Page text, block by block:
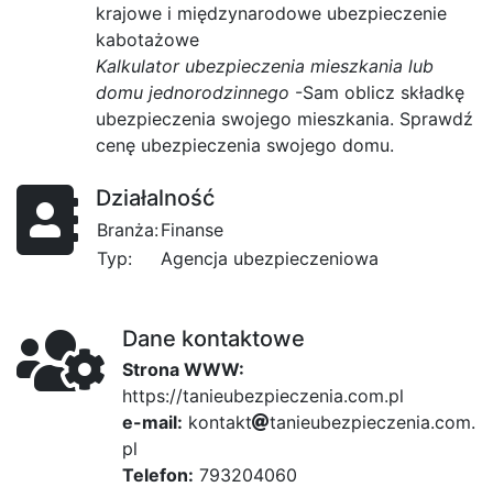
krajowe i międzynarodowe ubezpieczenie
kabotażowe
Kalkulator ubezpieczenia mieszkania lub
domu jednorodzinnego -Sam oblicz składkę
ubezpieczenia swojego mieszkania. Sprawdź
cenę ubezpieczenia swojego domu.
Działalność
Branża:Finanse
Typ:
Agencja ubezpieczeniowa
Dane kontaktowe
Strona WWW:
https://tanieubezpieczenia.com.pl
e-mail: konta86
kt taniea40
ube9a
zpiecz9
ea
n0
ia.83e
com.
pl
Telefon: 793204060